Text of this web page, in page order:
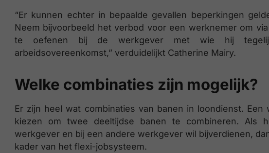
“Er kunnen echter in bepaalde gevallen beperkingen
Neem bijvoorbeeld het verbod voor een werknemer om
te oefenen bij de werkgever met wie hij
arbeidsovereenkomst,” verduidelijkt Catherine Mairy.
Welke combinaties zijn mogelijk?
Er zijn heel wat combinaties van banen in loondienst.
kiezen om twee deeltijdse banen te combineren. Als
werkgever en bij een andere werkgever wil bijverdienen,
kader van het flexi-jobsysteem.